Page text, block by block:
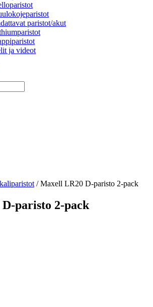
paristot/akut
ja videot
/ Maxell LR20 D-paristo 2-pack
paristo 2-pack